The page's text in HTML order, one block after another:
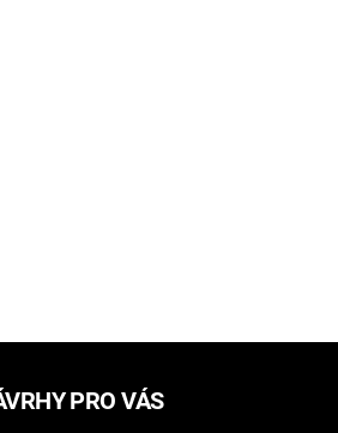
PRO VÁS